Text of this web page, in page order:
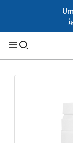
Filters